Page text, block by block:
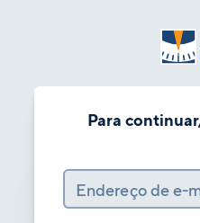
Para
Endereço de e-